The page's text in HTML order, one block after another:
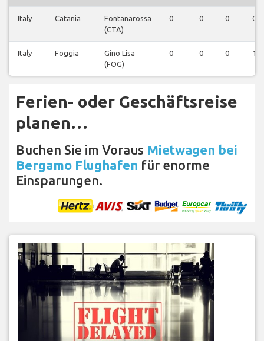
Italy Catania
Fontanarossa
(CTA)
0 0 0 0
Italy Foggia
Gino Lisa
(FOG)
0 0 0 1
Ferien- oder Geschäftsreise
planen…
Buchen Sie im Voraus Mietwagen bei
Bergamo Flughafen für enorme
Einsparungen.